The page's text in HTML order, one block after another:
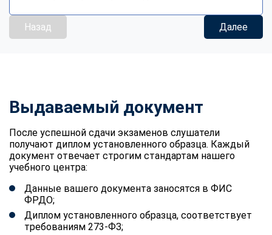
Назад Далее
Выдаваемый документ
После успешной сдачи экзаменов слушатели
получают диплом установленного образца. Каждый
документ отвечает строгим стандартам нашего
учебного центра:
Данные вашего документа заносятся в ФИС
ФРДО;
Диплом установленного образца, соответствует
требованиям 273-ФЗ;